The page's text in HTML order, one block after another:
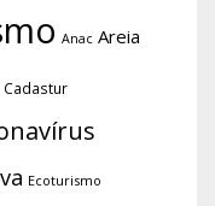
Anac Areia
Cadastur
Ecoturismo